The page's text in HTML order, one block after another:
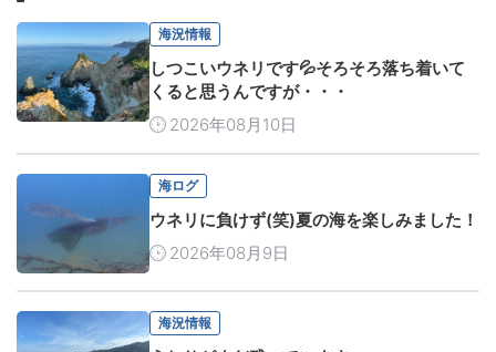
海況情報
しつこいウネリです💦そろそろ落ち着いて
くると思うんですが・・・
2026年08月10日
海ログ
ウネリに負けず(笑)夏の海を楽しみました！
2026年08月9日
海況情報